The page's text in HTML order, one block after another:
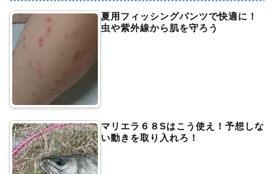
夏用フィッシングパンツで快適に！
虫や紫外線から肌を守ろう
マリエラ６８Sはこう使え！予想しな
い動きを取り入れろ！